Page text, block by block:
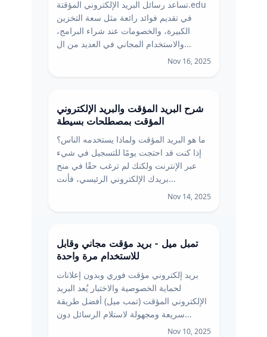
تساعد رسائل البريد الإلكتروني المؤقتة.edu
في تقديم فوائد رائعة مثل سعة التخزين
الكبيرة، والخصومات عند شراء البرامج،
والاستخدام المجاني في العديد من ال...
Nov 16, 2025
شرح البريد المؤقت والبريد الإلكتروني
المؤقت بمصطلحات بسيطة
ما هو البريد المؤقت ولماذا يستخدمه الناس؟
إذا كنت قد احتجت يومًا للتسجيل في شيء
عبر الإنترنت ولكنك لم ترغب حقًا في منح
بريدك الإلكتروني الرئيسي، فأنت...
Nov 14, 2025
تمبل ميل - بريد مؤقت مجاني وقابل
للاستخدام مرة واحدة
بريد إلكتروني مؤقت فوري وبدون إعلانات
لحماية الخصوصية والاختبار يُعد البريد
الإلكتروني المؤقت (تمب ميل) أفضل طريقة
سريعة ومجهولة لاستلام الرسائل دون...
Nov 10, 2025